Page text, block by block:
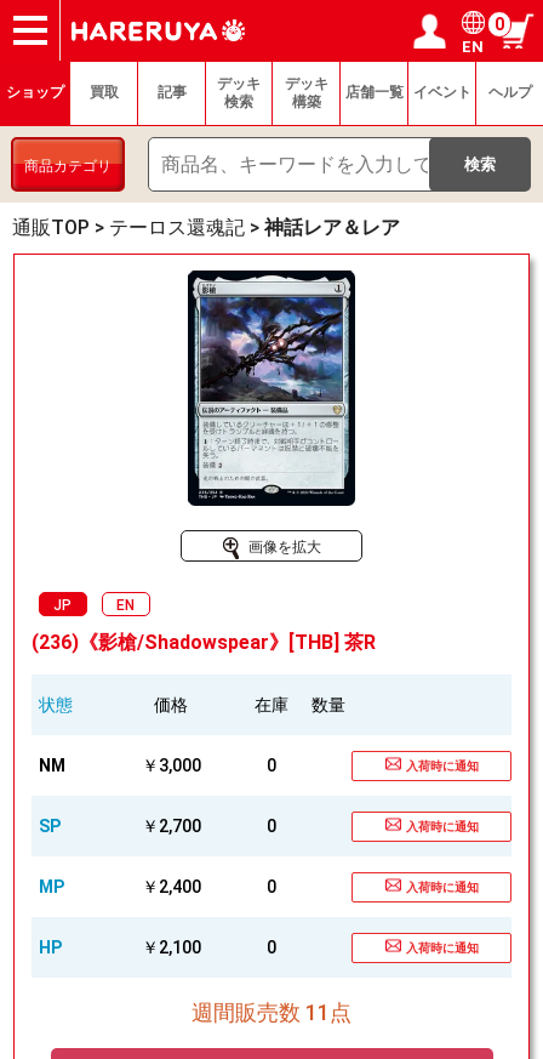
ショップ
買取
記事
デッキ検索
デッキ構築
選手一覧
店舗一覧
イベント
ヘルプ
お問い合わせ ログイン／会員登録
マイページ
EN
0
ショップ 買取 記事
デッキ
検索
デッキ
構築
店舗一覧 イベント ヘルプ
商品カテゴリ
通販TOP > テーロス還魂記 > 神話レア＆レア
画像を拡大
JP EN
(236)《影槍/Shadowspear》[THB] 茶R
状態 価格 在庫 数量
NM ￥3,000 0 入荷時に通知
SP ￥2,700 0 入荷時に通知
MP ￥2,400 0 入荷時に通知
HP ￥2,100 0 入荷時に通知
週間販売数 11点